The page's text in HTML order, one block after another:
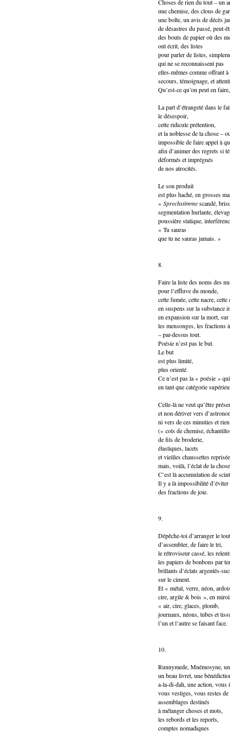
Choses de rien du tout – un
une chemise, des clous de
une boîte, un avis de décès
de désastres du passé, peut-
des bouts de papier où des
ont écrit, des listes
pour parler de listes,
qui ne se reconnaissent pas
elles-mêmes comme offrant
secours, témoignage, et
Qu’est-ce qu’on peut en
La part d’étrangeté dans le
le désespoir,
cette ridicule prétention,
et la noblesse de la chose –
impossible de faire appel à
afin d’animer des regrets si
déformés et imprégnés
de nos atrocités.
Le son produit
est plus haché, en grosses
« Sprechstimmescandé,
segmentation hurlante,
poussière statique,
« Tu sauras
que tu ne sauras jamais. »
8.
Faire la liste des noms des
pour l’effluve du monde,
cette fumée, cette nacre, cette
en suspens sur la substance
en expansion sur la mort,
les mensonges, les fractions
– par-dessus tout.
Poésie n’est pas le but.
Le but
est plus limité,
plus orienté.
Ce n’est pas la « poésie »
en tant que catégorie
Celle-là ne veut qu’être
et non dériver vers
ni vers de ces minuties et
(« cols de chemise,
de fils de broderie,
élastiques, lacets
et vieilles chaussettes
mais, voilà, l’éclat de la
C’est là accumulation de
Il y a là impossibilité d’éviter
des fractions de joie.
9.
Dépêche-toi d’arranger le
d’assembler, de faire le tri,
le rétroviseur cassé, les
les papiers de bonbons par
brillants d’éclats argentés-
sur le ciment.
Et « métal, verre, néon,
cire, argile & bois », en
« air, cire, glaces, plomb,
journaux, néons, tubes et
l’un et l’autre se faisant face.
10.
Runnymede, Mnémosyne,
un beau livret, une
a-la-di-dah, une action, vous
vous vestiges, vous restes
assemblages destinés
à mélanger choses et mots,
les rebords et les reports,
comptes nomadiques